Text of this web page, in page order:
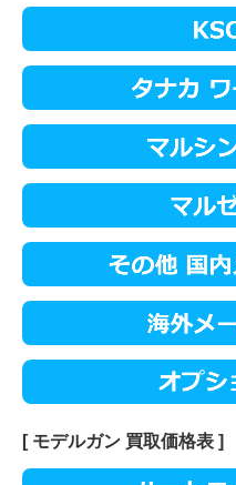
[ モデルガン 買取価格表 ]